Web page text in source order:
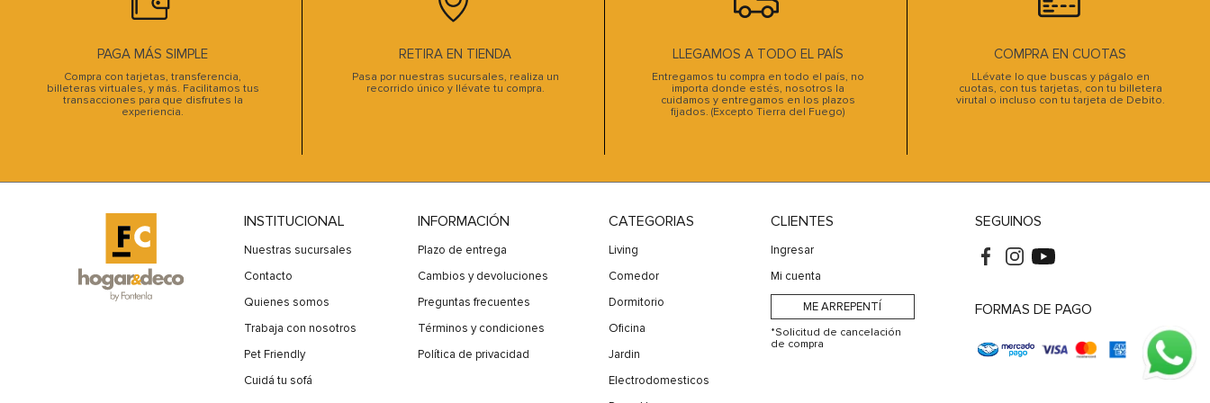
PAGA MÁS SIMPLE
Compra con tarjetas, transferencia,
billeteras virtuales, y más. Facilitamos tus
transacciones para que disfrutes la
experiencia.
RETIRA EN TIENDA
Pasa por nuestras sucursales, realiza un
recorrido único y llévate tu compra.
LLEGAMOS A TODO EL PAÍS
Entregamos tu compra en todo el país, no
importa donde estés, nosotros la
cuidamos y entregamos en los plazos
fijados. (Excepto Tierra del Fuego)
COMPRA EN CUOTAS
LLévate lo que buscas y págalo en
cuotas, con tus tarjetas, con tu billetera
virutal o incluso con tu tarjeta de Debito.
INSTITUCIONAL
Nuestras sucursales
Contacto
Quienes somos
Trabaja con nosotros
Pet Friendly
Cuidá tu sofá
INFORMACIÓN
Plazo de entrega
Cambios y devoluciones
Preguntas frecuentes
Términos y condiciones
Política de privacidad
CATEGORIAS
Living
Comedor
Dormitorio
Oficina
Jardin
Electrodomesticos
CLIENTES
Ingresar
Mi cuenta
ME ARREPENTÍ
*Solicitud de cancelación
de compra
SEGUINOS
FORMAS DE PAGO